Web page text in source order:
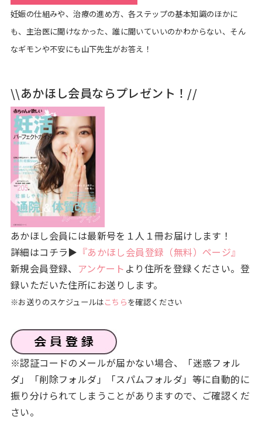
妊娠の仕組みや、治療の進め方、各ステップの基本知識のほかに
も、主治医に聞けなかった、誰に聞いていいのかわからない、そん
なギモンや不安にも山下先生がお答え！
\\あかほし会員ならプレゼント！//
あかほし会員には最新号を１人１冊お届けします！
詳細はコチラ▶ 『あかほし会員登録（無料）ページ』
新規会員登録、 アンケート より住所を登録ください。登
録いただいた住所にお送りします。
※お送りのスケジュールはこちらを確認ください
※認証コードのメールが届かない場合、「迷惑フォル
ダ」「削除フォルダ」「スパムフォルダ」等に自動的に
振り分けられてしまうことがありますので、ご確認くだ
さい。